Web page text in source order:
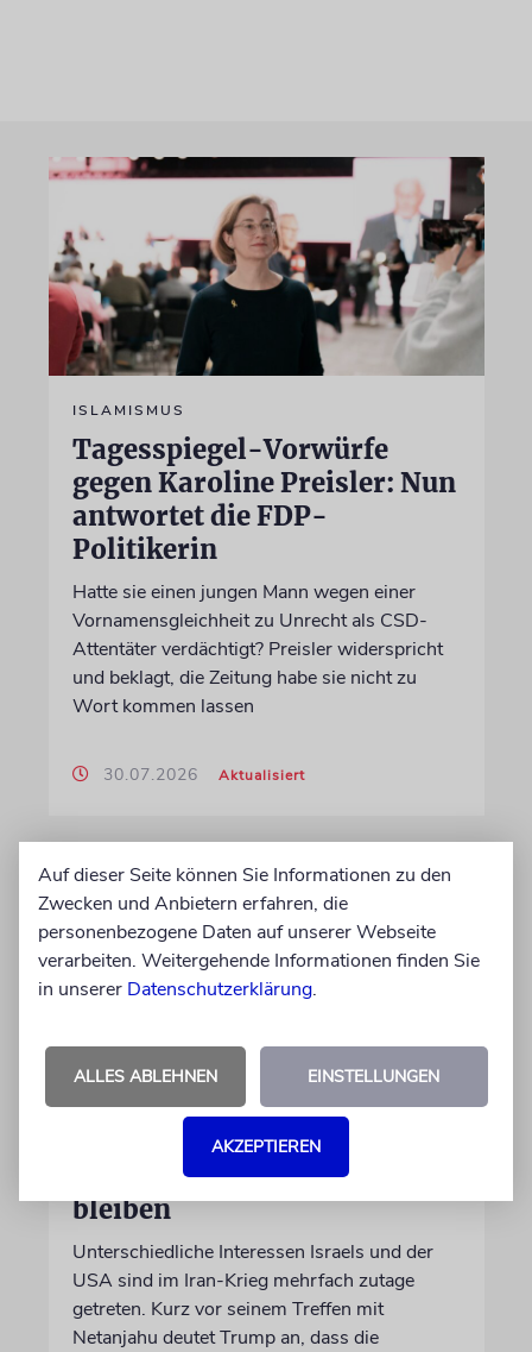
ISLAMISMUS
Tagesspiegel-Vorwürfe
gegen Karoline Preisler: Nun
antwortet die FDP-
Politikerin
Hatte sie einen jungen Mann wegen einer
Vornamensgleichheit zu Unrecht als CSD-
Attentäter verdächtigt? Preisler widerspricht
und beklagt, die Zeitung habe sie nicht zu
Wort kommen lassen
30.07.2026 Aktualisiert
WASHINGTON D.C.
Trump: Netanjahu will, dass
USA im Iran involviert
bleiben
Unterschiedliche Interessen Israels und der
USA sind im Iran-Krieg mehrfach zutage
getreten. Kurz vor seinem Treffen mit
Netanjahu deutet Trump an, dass die
Auf dieser Seite können Sie Informationen zu den
Zwecken und Anbietern erfahren, die
personenbezogene Daten auf unserer Webseite
verarbeiten. Weitergehende Informationen finden Sie
in unserer Datenschutzerklärung.
ALLES ABLEHNEN EINSTELLUNGEN
AKZEPTIEREN